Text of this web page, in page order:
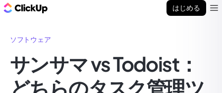
はじめる
ソフトウェア
サンサマ vs Todoist：
どちらのタスク管理ツ